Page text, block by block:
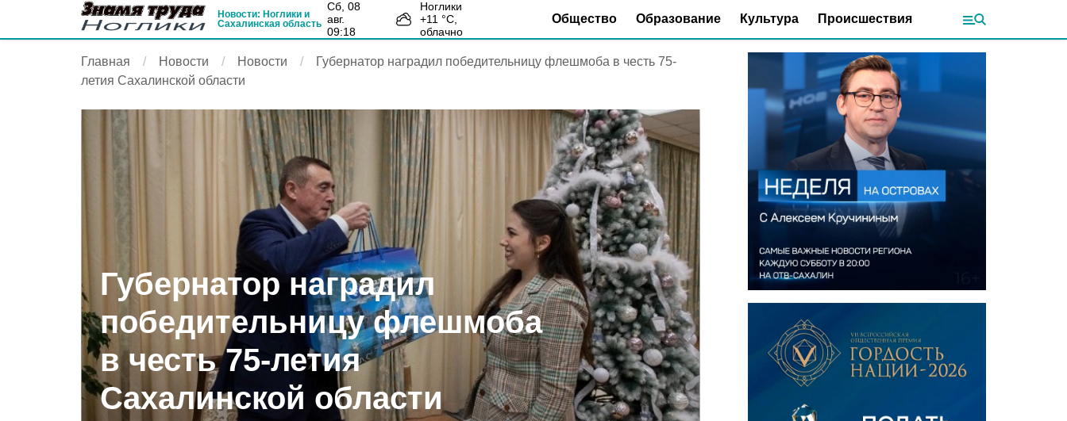
Новости: Ноглики и
Сахалинская область
сб, 08
авг.
09:18
Ноглики
+11 °С,
облачно
Общество Образование Культура Происшествия
Главная Новости Новости
Губернатор наградил победительницу флешмоба в честь 75-
летия Сахалинской области
Губернатор наградил
победительницу флешмоба
в честь 75-летия
Сахалинской области